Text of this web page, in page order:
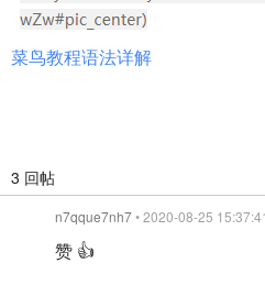
菜鸟教程语法详解
3 回帖
n7qque7nh7• 2020-08-25 15:37:41
赞 👍